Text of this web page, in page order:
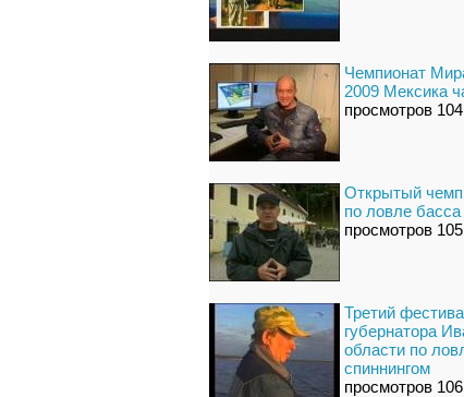
Чемпионат
2009 Мексика
просмотров 104
Открытый
по ловле басса
просмотров 105
Третий
губернатора
области по
спиннингом
просмотров 106